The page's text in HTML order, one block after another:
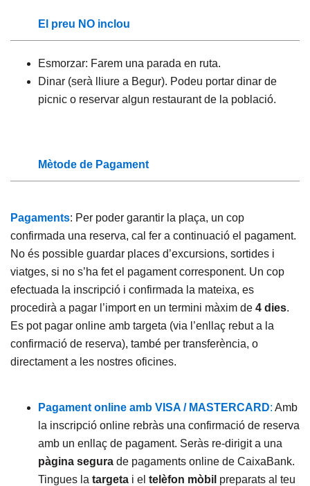
El preu NO inclou
Esmorzar: Farem una parada en ruta.
Dinar (serà lliure a Begur). Podeu portar dinar de
picnic o reservar algun restaurant de la població.
Mètode de Pagament
Pagaments: Per poder garantir la plaça, un cop
confirmada una reserva, cal fer a continuació el pagament.
No és possible guardar places d’excursions, sortides i
viatges, si no s’ha fet el pagament corresponent. Un cop
efectuada la inscripció i confirmada la mateixa, es
procedirà a pagar l’import en un termini màxim de 4 dies.
Es pot pagar online amb targeta (via l’enllaç rebut a la
confirmació de reserva), també per transferència, o
directament a les nostres oficines.
Pagament online amb VISA / MASTERCARD: Amb
la inscripció online rebràs una confirmació de reserva
amb un enllaç de pagament. Seràs re-dirigit a una
pàgina segura de pagaments online de CaixaBank.
Tingues la targeta i el telèfon mòbil preparats al teu